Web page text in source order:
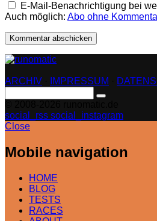
E-Mail-Benachrichtigung bei
Auch möglich: Abo ohne
ARCHIV IMPRESSUM
for:
social_rss social_instagram
Close
Mobile navigation
HOME
BLOG
TESTS
RACES